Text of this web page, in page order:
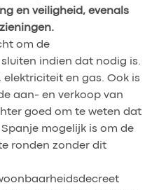
en veiligheid, evenals
om de
indien dat nodig is.
en gas. Ook is
aan- en verkoop van
goed om te weten dat
mogelijk is om de
ronden zonder dit